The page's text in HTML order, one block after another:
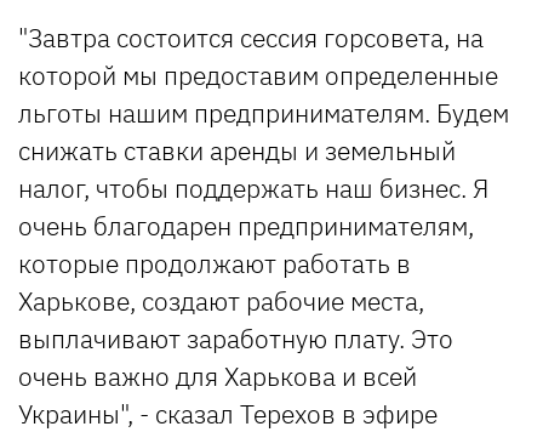
"Завтра состоится сессия горсовета, на
которой мы предоставим определенные
льготы нашим предпринимателям. Будем
снижать ставки аренды и земельный
налог, чтобы поддержать наш бизнес. Я
очень благодарен предпринимателям,
которые продолжают работать в
Харькове, создают рабочие места,
выплачивают заработную плату. Это
очень важно для Харькова и всей
Украины", - сказал Терехов в эфире